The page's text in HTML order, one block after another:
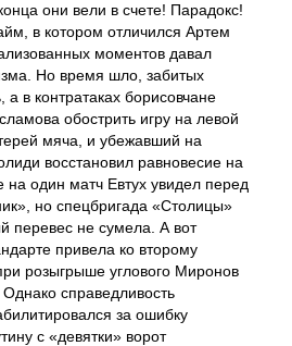
они вели в счете! Парадокс!
в котором отличился Артем
моментов давал
Но время шло, забитых
в контратаках борисовчане
обострить игру на левой
мяча, и убежавший на
восстановил равновесие на
один матч Евтух увидел перед
но спецбригада «Столицы»
перевес не сумела. А вот
привела ко второму
розыгрыше углового Миронов
справедливость
за ошибку
с «девятки» ворот